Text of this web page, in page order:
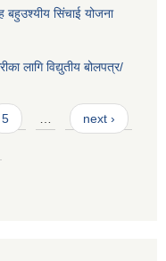
सिंचाई योजना
लागि विद्युतीय बोलपत्र/
5 … next ›